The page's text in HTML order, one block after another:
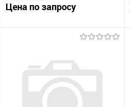
Цена по запросу
В корзину
К сравнению
В избранное
Под заказ